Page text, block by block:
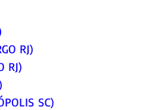
RJ)
RJ)
SC)